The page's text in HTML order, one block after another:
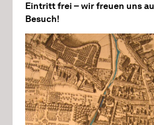
Eintritt frei – wir freuen uns
Besuch!